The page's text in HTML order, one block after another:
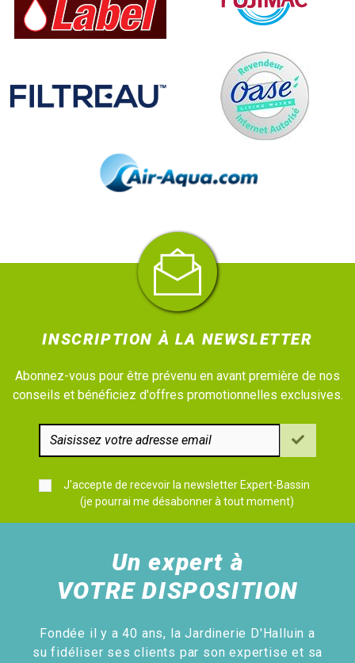
INSCRIPTION À LA NEWSLETTER
Abonnez-vous pour être prévenu en avant première de nos
conseils et bénéficiez d'offres promotionnelles exclusives.
J'accepte de recevoir la newsletter Expert-Bassin
(je pourrai me désabonner à tout moment)
Un expert à
VOTRE DISPOSITION
Fondée il y a 40 ans, la Jardinerie D'Halluin a
su fidéliser ses clients par son expertise et sa